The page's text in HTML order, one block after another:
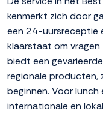
kenmerkt zich door
een 24-uursreceptie
klaarstaat om
biedt een
regionale producten,
beginnen. Voor
internationale en